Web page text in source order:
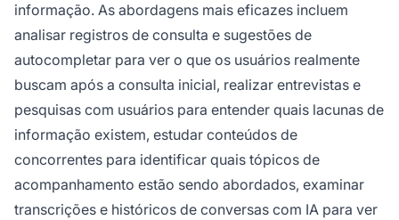
informação. As abordagens mais eficazes incluem
analisar registros de consulta e sugestões de
autocompletar para ver o que os usuários realmente
buscam após a consulta inicial, realizar entrevistas e
pesquisas com usuários para entender quais lacunas de
informação existem, estudar conteúdos de
concorrentes para identificar quais tópicos de
acompanhamento estão sendo abordados, examinar
transcrições e históricos de conversas com IA para ver